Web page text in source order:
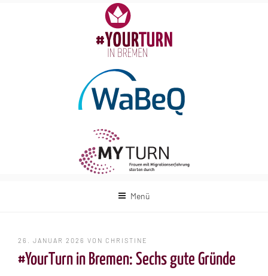
Menü
VERÖFFENTLICHT
26. JANUAR 2026 VON CHRISTINE
#YourTurn in Bremen: Sechs gute Gründe